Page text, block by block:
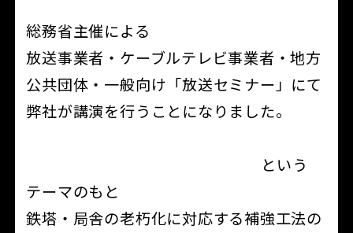
総務省主催による
放送事業者・ケーブルテレビ事業者・地方
公共団体・一般向け「放送セミナー」にて
弊社が講演を行うことになりました。
という
テーマのもと
鉄塔・局舎の老朽化に対応する補強工法の